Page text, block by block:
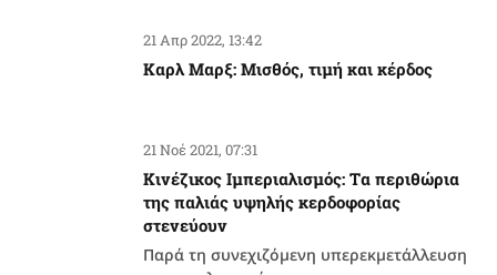
21 Απρ 2022, 13:42
Καρλ Μαρξ: Μισθός, τιμή και κέρδος
21 Νοέ 2021, 07:31
Κινέζικος Ιμπεριαλισμός: Tα περιθώρια
της παλιάς υψηλής κερδοφορίας
στενεύουν
Παρά τη συνεχιζόμενη υπερεκμετάλλευση